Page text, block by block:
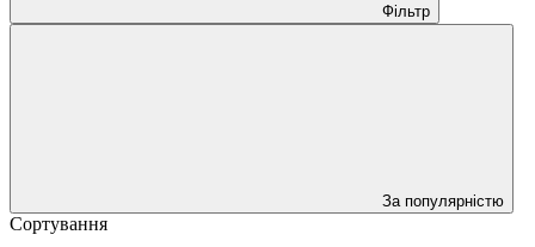
Фільтр
За популярністю
Сортування